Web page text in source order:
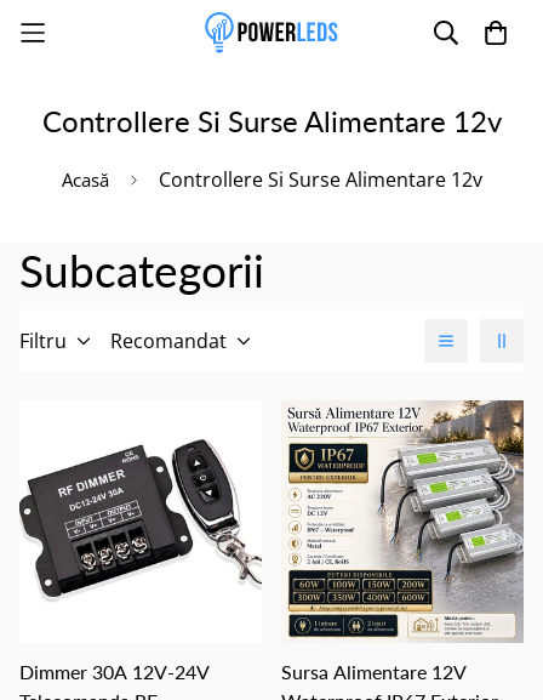
Controllere Si Surse Alimentare 12v
Acasă Controllere Si Surse Alimentare 12v
Subcategorii
Filtru Recomandat
Dimmer 30A 12V-24V
Sursa Alimentare 12V
Poate mai târziu Activează notificările